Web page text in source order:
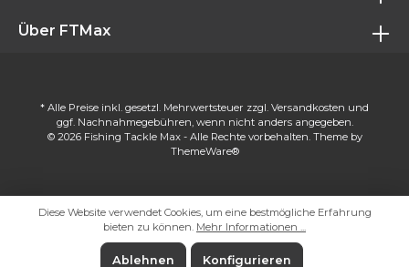
Über FTMax
* Alle Preise inkl. gesetzl. Mehrwertsteuer zzgl. Versandkosten und
ggf. Nachnahmegebühren, wenn nicht anders angegeben.
© 2026 Fishing Tackle Max - Alle Rechte vorbehalten. Theme by
ThemeWare®
Diese Website verwendet Cookies, um eine bestmögliche Erfahrung
bieten zu können. Mehr Informationen ...
Ablehnen Konfigurieren